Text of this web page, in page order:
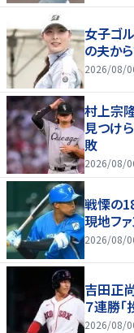
女子ゴ
の夫から
2026/08/
村上宗
見つけ
敗
2026/08/
戦慄の
現地フ
2026/08/
吉田正
７連勝
2026/08/